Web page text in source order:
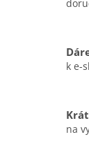
k e-
na